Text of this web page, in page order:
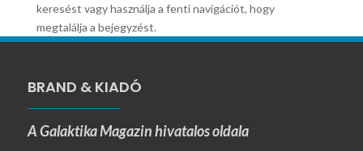
keresést vagy használja a fenti navigációt, hogy
megtalálja a bejegyzést.
BRAND & KIADÓ
A Galaktika Magazin hivatalos oldala